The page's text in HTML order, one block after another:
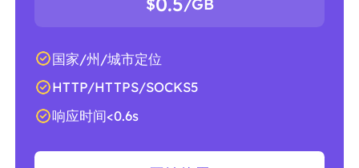
国家/州/城市定位
HTTP/HTTPS/SOCKS5
响应时间<0.6s